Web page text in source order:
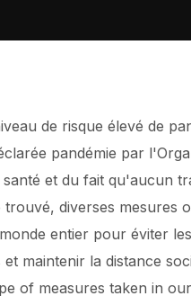
de risque élevé de
pandémie par
santé et du fait qu'aucun
diverses mesures
entier pour éviter les
maintenir la distance
of measures taken in